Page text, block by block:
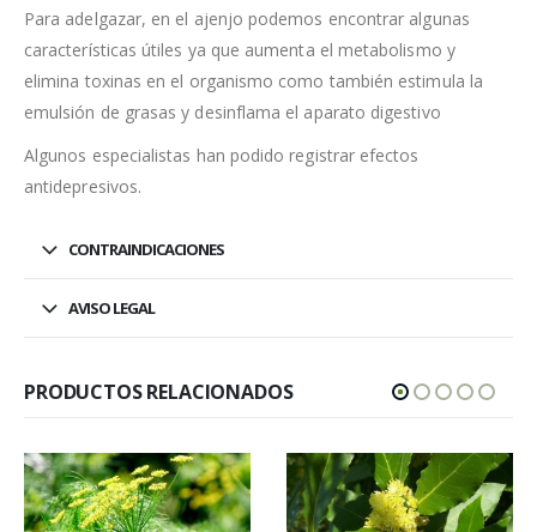
Para adelgazar, en el ajenjo podemos encontrar algunas
características útiles ya que aumenta el metabolismo y
elimina toxinas en el organismo como también estimula la
emulsión de grasas y desinflama el aparato digestivo
Algunos especialistas han podido registrar efectos
antidepresivos.
CONTRAINDICACIONES
AVISO LEGAL
PRODUCTOS RELACIONADOS